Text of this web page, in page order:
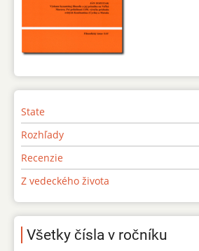
State
Rozhľady
Recenzie
Z vedeckého života
Všetky čísla v ročníku